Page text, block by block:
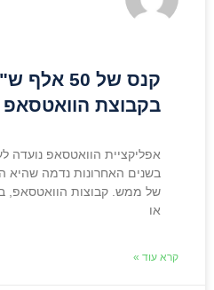
קנס של 50
בקבוצת הוואטסאפ
אפליקציית הוואטסאפ נועדה
בשנים האחרונות נדמה
של ממש. קבוצות הוואטסאפ,
או
קרא עוד »